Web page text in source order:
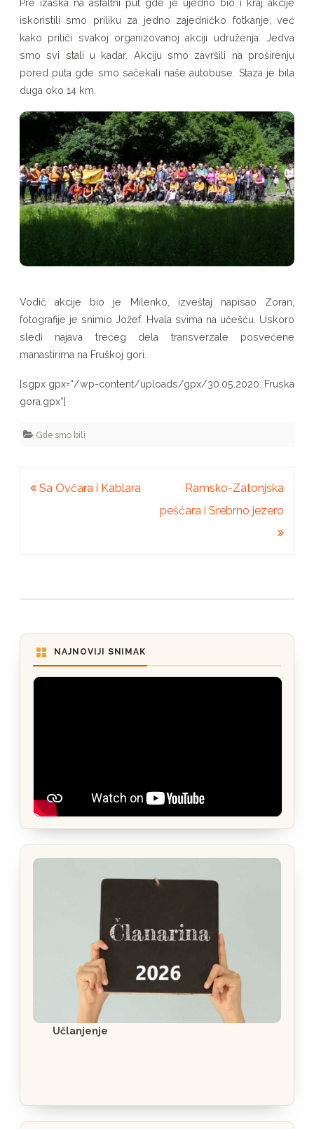
Pre izaska na asfaltni put gde je ujedno bio i kraj akcije
iskoristili smo priliku za jedno zajedničko fotkanje, već
kako priliči svakoj organizovanoj akciji udruženja. Jedva
smo svi stali u kadar. Akciju smo završili na proširenju
pored puta gde smo sačekali naše autobuse. Staza je bila
duga oko 14 km.
Vodič akcije bio je Milenko, izveštaj napisao Zoran,
fotografije je snimio Jožef. Hvala svima na učešću. Uskoro
sledi najava trećeg dela transverzale posvećene
manastirima na Fruškoj gori.
[sgpx gpx=“/wp-content/uploads/gpx/30.05.2020. Fruska
gora.gpx“]
Gde smo bili
Kretanje
Sa Ovčara i Kablara
Ramsko-Zatonjska
peščara i Srebrno jezero
NAJNOVIJI SNIMAK
Učlanjenje